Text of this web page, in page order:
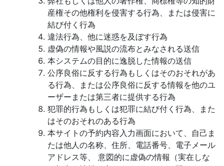
産権その他権利を侵害する行為、または侵害に
結び付く行為
違法行為、他に迷惑を及ぼす行為
虚偽の情報や風説の流布とみなされる送信
本システムの目的に逸脱した情報の送信
公序良俗に反する行為もしくはそのおそれがあ
る行為、または公序良俗に反する情報を他のユ
ーザーまたは第三者に提供する行為
犯罪的行為もしくは犯罪に結び付く行為、また
はそのおそれのある行為
本サイトの予約内容入力画面において、自己ま
たは他人の名称、住所、電話番号、電子メール
アドレス等、 意図的に虚偽の情報（実在しな